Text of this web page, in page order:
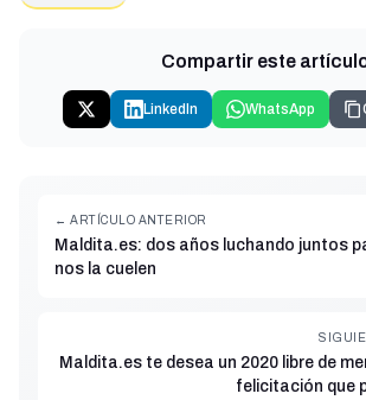
Compartir este
LinkedIn WhatsApp
← ARTÍCULO ANTERIOR
Maldita.es: dos años luchando juntos
nos la cuelen
Maldita.es te desea un 2020 libre de
felicitación que